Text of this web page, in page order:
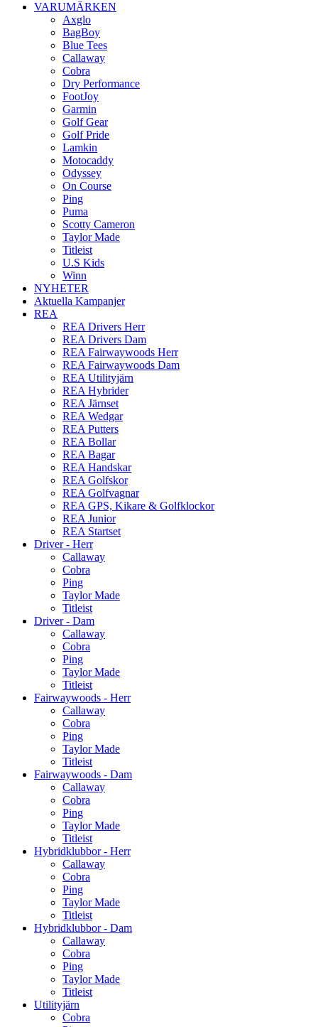
VARUMÄRKEN
Axglo
BagBoy
Blue Tees
Callaway
Cobra
Dry Performance
FootJoy
Garmin
Golf Gear
Golf Pride
Lamkin
Motocaddy
Odyssey
On Course
Ping
Puma
Scotty Cameron
Taylor Made
Titleist
U.S Kids
Winn
NYHETER
Aktuella Kampanjer
REA
REA Drivers Herr
REA Drivers Dam
REA Fairwaywoods Herr
REA Fairwaywoods Dam
REA Utilityjärn
REA Hybrider
REA Järnset
REA Wedgar
REA Putters
REA Bollar
REA Bagar
REA Handskar
REA Golfskor
REA Golfvagnar
REA GPS, Kikare & Golfklockor
REA Junior
REA Startset
Driver - Herr
Callaway
Cobra
Ping
Taylor Made
Titleist
Driver - Dam
Callaway
Cobra
Ping
Taylor Made
Titleist
Fairwaywoods - Herr
Callaway
Cobra
Ping
Taylor Made
Titleist
Fairwaywoods - Dam
Callaway
Cobra
Ping
Taylor Made
Titleist
Hybridklubbor - Herr
Callaway
Cobra
Ping
Taylor Made
Titleist
Hybridklubbor - Dam
Callaway
Cobra
Ping
Taylor Made
Titleist
Utilityjärn
Cobra